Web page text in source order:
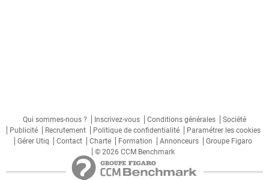
Qui sommes-nous ? Inscrivez-vous Conditions générales
Société
Publicité
Recrutement Politique de confidentialité
Paramétrer les cookies
Gérer Utiq
Contact Charte Formation Annonceurs
Groupe Figaro
© 2026 CCM Benchmark